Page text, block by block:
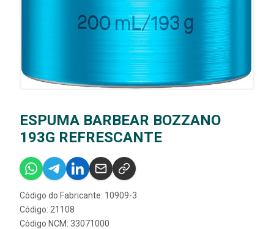
ESPUMA BARBEAR BOZZANO
193G REFRESCANTE
Código do Fabricante: 10909-3
Código: 21108
Código NCM: 33071000